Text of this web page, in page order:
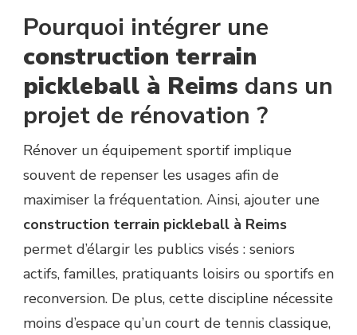
Pourquoi intégrer une
construction terrain
pickleball à Reims dans un
projet de rénovation ?
Rénover un équipement sportif implique
souvent de repenser les usages afin de
maximiser la fréquentation. Ainsi, ajouter une
construction terrain pickleball à Reims
permet d’élargir les publics visés : seniors
actifs, familles, pratiquants loisirs ou sportifs en
reconversion. De plus, cette discipline nécessite
moins d’espace qu’un court de tennis classique,